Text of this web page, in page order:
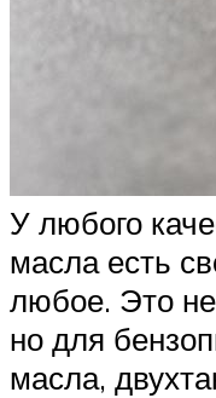
У любого
масла есть
любое. Это не
но для
масла,